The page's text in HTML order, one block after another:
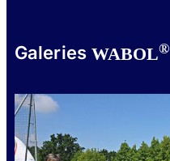
Galeries WABOL®